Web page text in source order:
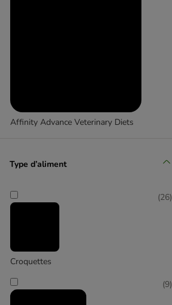
Affinity Advance Veterinary Diets
Type d’aliment
Croquettes
(26)
(9)